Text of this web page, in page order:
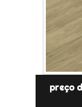
preço